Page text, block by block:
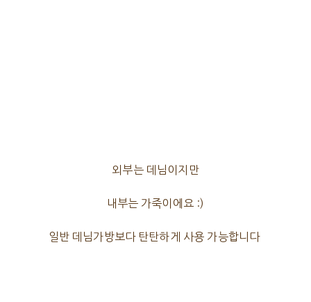
외부는 데님이지만
내부는 가죽이에요 :)
일반 데님가방보다 탄탄하게 사용 가능합니다